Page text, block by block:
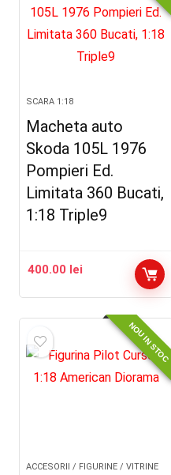
SCARA 1:18
Macheta auto
Skoda 105L 1976
Pompieri Ed.
Limitata 360 Bucati,
1:18 Triple9
400.00 lei
NOU IN STOC
ACCESORII / FIGURINE / VITRINE